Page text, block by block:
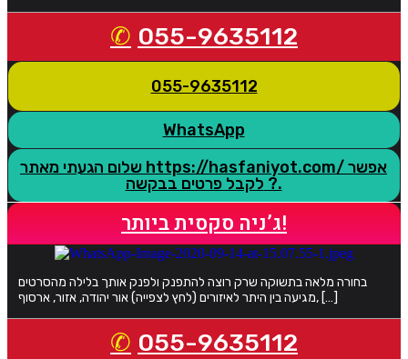
055-9635112
055-9635112
WhatsApp
שלום הגעתי מאתר https://hasfaniyot.com/ אפשר
לקבל פרטים בבקשה ?.
ג’ניה סקסית ביותר!
בחורה מלאה בתשוקה שרק רוצה להתפנק ולפנק אותך בלילה מהסרטים
מגיעה בין היתר לאיזורים (לחץ לצפייה) אור יהודה, אזור, ארסוף, […]
055-9635112